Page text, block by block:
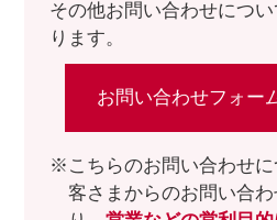
その他お問い合わせにつ
ります。
お問い合わせフォー
※こちらのお問い合わせ
客さまからのお問い合